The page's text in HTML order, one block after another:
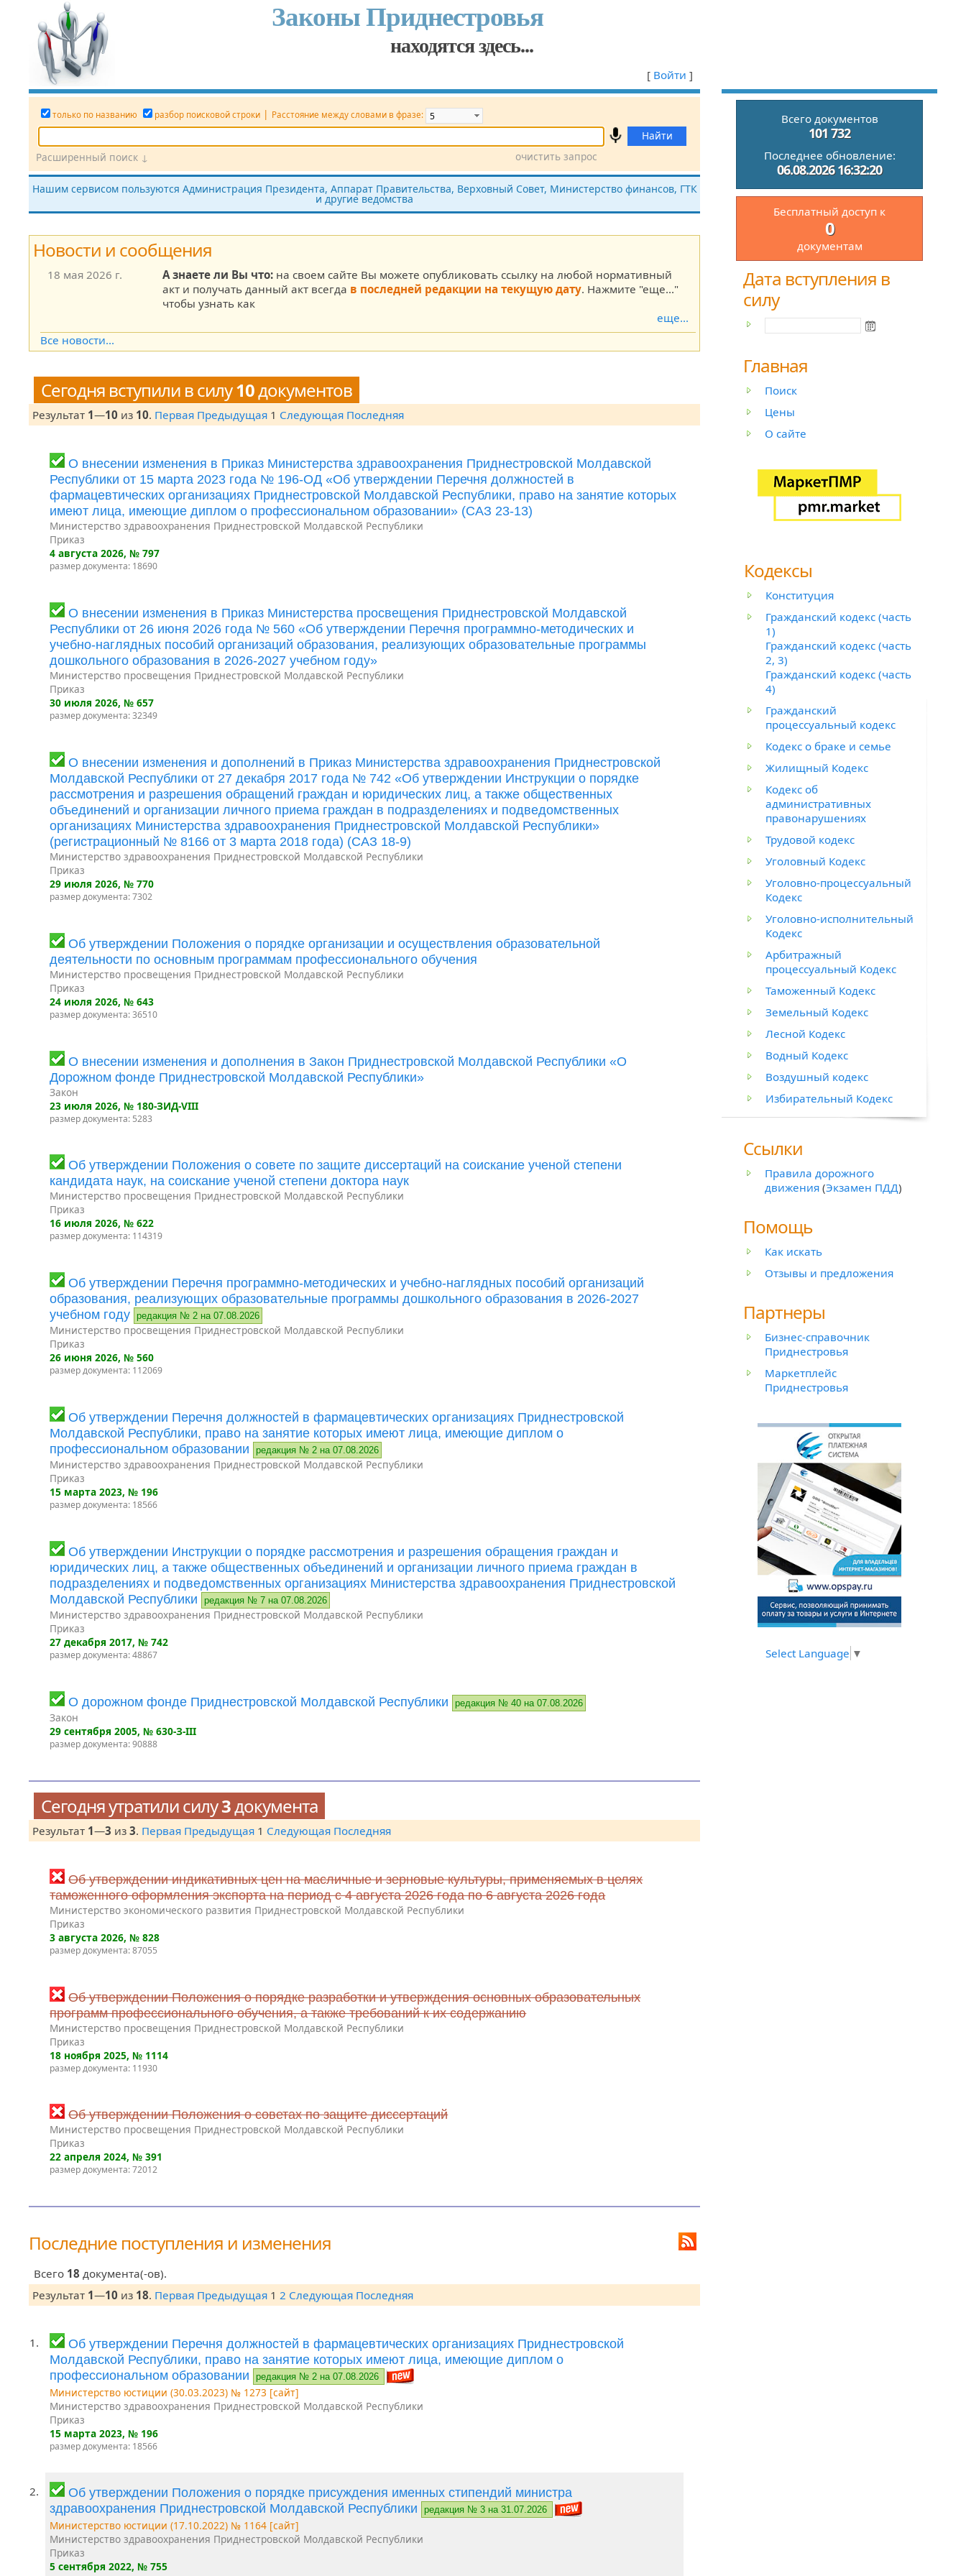
Законы Приднестровья
находятся здесь...
[ Войти ]
Всего документов
101 732
Последнее обновление:
06.08.2026 16:32:20
Бесплатный доступ к
0
документам
Дата вступления в
силу
Главная
Поиск
Цены
О сайте
Кодексы
Конституция
Гражданский кодекс (часть
1)
Гражданский кодекс (часть
2, 3)
Гражданский кодекс (часть
4)
Гражданский
процессуальный кодекс
Кодекс о браке и семье
Жилищный Кодекс
Кодекс об
административных
правонарушениях
Трудовой кодекс
Уголовный Кодекс
Уголовно-процессуальный
Кодекс
Уголовно-исполнительный
Кодекс
Арбитражный
процессуальный Кодекс
Таможенный Кодекс
Земельный Кодекс
Лесной Кодекс
Водный Кодекс
Воздушный кодекс
Избирательный Кодекс
Ссылки
Правила дорожного
движения (Экзамен ПДД)
Помощь
Как искать
Отзывы и предложения
Партнеры
Бизнес-справочник
Приднестровья
Маркетплейс
Приднестровья
Select Language ▼
только по названию разбор поисковой строки | Расстояние между словами в фразе:
Номер док. Дата Источник (САЗ)
без текста
очистить запрос
Расширенный поиск ↓
Нашим сервисом пользуются Администрация Президента, Аппарат Правительства, Верховный Совет, Министерство финансов, ГТК
и другие ведомства
Новости и сообщения
18 мая 2026 г. А знаете ли Вы что: на своем сайте Вы можете опубликовать ссылку на любой нормативный
акт и получать данный акт всегда в последней редакции на текущую дату. Нажмите "еще..."
чтобы узнать как
еще...
Все новости...
Сегодня вступили в силу10документов
Результат 1—10 из 10. Первая Предыдущая 1 Следующая Последняя
О внесении изменения в Приказ Министерства здравоохранения Приднестровской Молдавской
Республики от 15 марта 2023 года № 196-ОД «Об утверждении Перечня должностей в
фармацевтических организациях Приднестровской Молдавской Республики, право на занятие которых
имеют лица, имеющие диплом о профессиональном образовании» (САЗ 23-13)
Министерство здравоохранения Приднестровской Молдавской Республики
Приказ
4 августа 2026, № 797
размер документа: 18690
О внесении изменения в Приказ Министерства просвещения Приднестровской Молдавской
Республики от 26 июня 2026 года № 560 «Об утверждении Перечня программно-методических и
учебно-наглядных пособий организаций образования, реализующих образовательные программы
дошкольного образования в 2026-2027 учебном году»
Министерство просвещения Приднестровской Молдавской Республики
Приказ
30 июля 2026, № 657
размер документа: 32349
О внесении изменения и дополнений в Приказ Министерства здравоохранения Приднестровской
Молдавской Республики от 27 декабря 2017 года № 742 «Об утверждении Инструкции о порядке
рассмотрения и разрешения обращений граждан и юридических лиц, а также общественных
объединений и организации личного приема граждан в подразделениях и подведомственных
организациях Министерства здравоохранения Приднестровской Молдавской Республики»
(регистрационный № 8166 от 3 марта 2018 года) (САЗ 18-9)
Министерство здравоохранения Приднестровской Молдавской Республики
Приказ
29 июля 2026, № 770
размер документа: 7302
Об утверждении Положения о порядке организации и осуществления образовательной
деятельности по основным программам профессионального обучения
Министерство просвещения Приднестровской Молдавской Республики
Приказ
24 июля 2026, № 643
размер документа: 36510
О внесении изменения и дополнения в Закон Приднестровской Молдавской Республики «О
Дорожном фонде Приднестровской Молдавской Республики»
Закон
23 июля 2026, № 180-ЗИД-VIII
размер документа: 5283
Об утверждении Положения о совете по защите диссертаций на соискание ученой степени
кандидата наук, на соискание ученой степени доктора наук
Министерство просвещения Приднестровской Молдавской Республики
Приказ
16 июля 2026, № 622
размер документа: 114319
Об утверждении Перечня программно-методических и учебно-наглядных пособий организаций
образования, реализующих образовательные программы дошкольного образования в 2026-2027
учебном году
редакция № 2 на 07.08.2026
Министерство просвещения Приднестровской Молдавской Республики
Приказ
26 июня 2026, № 560
размер документа: 112069
Об утверждении Перечня должностей в фармацевтических организациях Приднестровской
Молдавской Республики, право на занятие которых имеют лица, имеющие диплом о
профессиональном образовании
редакция № 2 на 07.08.2026
Министерство здравоохранения Приднестровской Молдавской Республики
Приказ
15 марта 2023, № 196
размер документа: 18566
Об утверждении Инструкции о порядке рассмотрения и разрешения обращения граждан и
юридических лиц, а также общественных объединений и организации личного приема граждан в
подразделениях и подведомственных организациях Министерства здравоохранения Приднестровской
Молдавской Республики
редакция № 7 на 07.08.2026
Министерство здравоохранения Приднестровской Молдавской Республики
Приказ
27 декабря 2017, № 742
размер документа: 48867
О дорожном фонде Приднестровской Молдавской Республики редакция № 40 на 07.08.2026
Закон
29 сентября 2005, № 630-З-III
размер документа: 90888
Сегодня утратили силу3документа
Результат 1—3 из 3. Первая Предыдущая 1 Следующая Последняя
Об утверждении индикативных цен на масличные и зерновые культуры, применяемых в целях
таможенного оформления экспорта на период с 4 августа 2026 года по 6 августа 2026 года
Министерство экономического развития Приднестровской Молдавской Республики
Приказ
3 августа 2026, № 828
размер документа: 87055
Об утверждении Положения о порядке разработки и утверждения основных образовательных
программ профессионального обучения, а также требований к их содержанию
Министерство просвещения Приднестровской Молдавской Республики
Приказ
18 ноября 2025, № 1114
размер документа: 11930
Об утверждении Положения о советах по защите диссертаций
Министерство просвещения Приднестровской Молдавской Республики
Приказ
22 апреля 2024, № 391
размер документа: 72012
Последние поступления и изменения
Всего 18 документа(-ов).
Результат 1—10 из 18. Первая Предыдущая 1 2 Следующая Последняя
1.
Об утверждении Перечня должностей в фармацевтических организациях Приднестровской
Молдавской Республики, право на занятие которых имеют лица, имеющие диплом о
профессиональном образовании
редакция № 2 на 07.08.2026
Министерство юстиции (30.03.2023) № 1273 [сайт]
Министерство здравоохранения Приднестровской Молдавской Республики
Приказ
15 марта 2023, № 196
размер документа: 18566
2.
Об утверждении Положения о порядке присуждения именных стипендий министра
здравоохранения Приднестровской Молдавской Республики
редакция № 3 на 31.07.2026
Министерство юстиции (17.10.2022) № 1164 [сайт]
Министерство здравоохранения Приднестровской Молдавской Республики
Приказ
5 сентября 2022, № 755